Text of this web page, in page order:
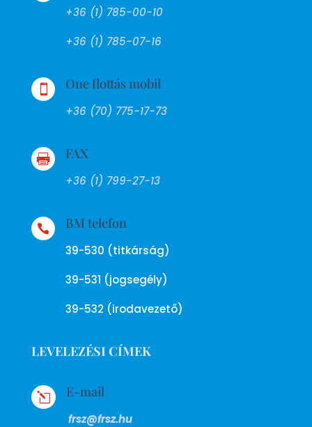
+36 (1) 785-00-10
+36 (1) 785-07-16
 One flottás mobil
+36 (70) 775-17-73
 FAX
+36 (1) 799-27-13
 BM telefon
39-530 (titkárság)
39-531 (jogsegély)
39-532 (irodavezető)
LEVELEZÉSI CÍMEK
l E-mail
frsz@frsz.hu